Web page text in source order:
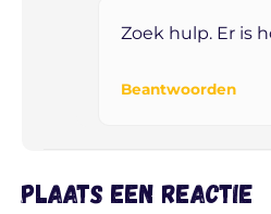
Zoek hulp. Er is
Beantwoorden
Plaats een reactie